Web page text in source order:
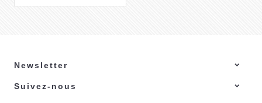
Comment choisir
Newsletter
Suivez-nous